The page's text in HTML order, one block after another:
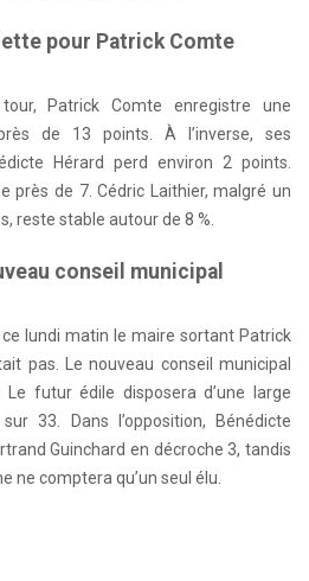
pour Patrick Comte
Patrick Comte enregistre une
de 13 points. À l’inverse, ses
Hérard perd environ 2 points.
près de 7. Cédric Laithier, malgré un
reste stable autour de 8 %.
conseil municipal
lundi matin le maire sortant Patrick
pas. Le nouveau conseil municipal
futur édile disposera d’une large
33. Dans l’opposition, Bénédicte
Guinchard en décroche 3, tandis
ne comptera qu’un seul élu.